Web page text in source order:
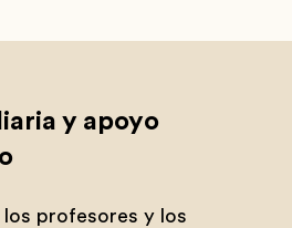
y apoyo
los profesores y los